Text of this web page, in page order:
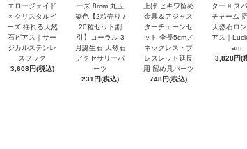
エロージェイド
× クリスタルビ
ーズ 揺れる天然
石ピアス｜サー
ジカルステンレ
スフック
3,608円(税込)
ーズ 8mm 丸玉
染色【2粒売り /
20粒セット割
引】コーラル 3
月誕生石 天然石
アクセサリーパ
ーツ
231円(税込)
上げ ヒキワ留め
金具＆アジャス
ターチェーンセ
ット 全長5cm／
ネックレス・ブ
レスレット延長
用 留め具パーツ
748円(税込)
ター × ス
チャーム
天然石ロ
アス｜
am
3,828円(